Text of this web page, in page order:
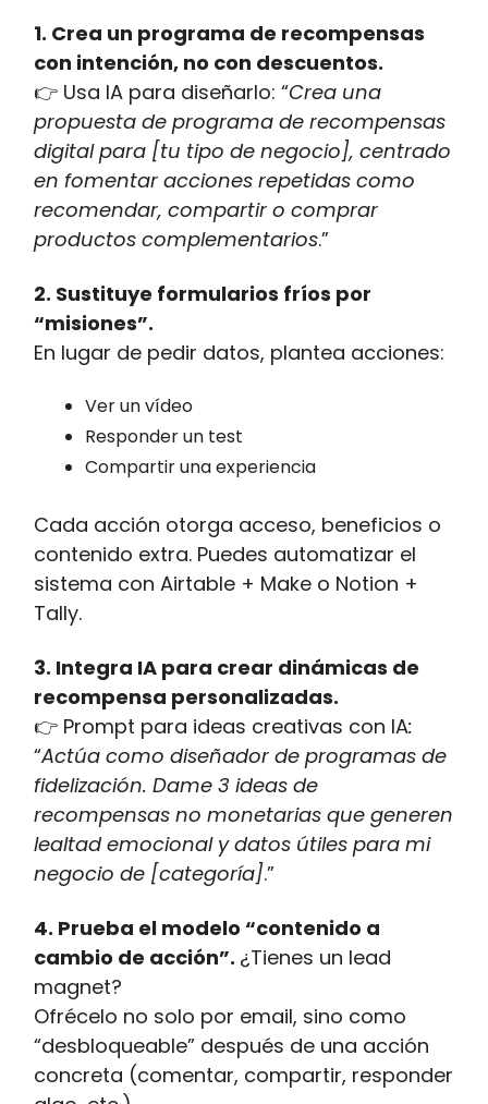
1. Crea un programa de recompensas
con intención, no con descuentos.
👉 Usa IA para diseñarlo: “Crea una
propuesta de programa de recompensas
digital para [tu tipo de negocio], centrado
en fomentar acciones repetidas como
recomendar, compartir o comprar
productos complementarios.”
2. Sustituye formularios fríos por
“misiones”.
En lugar de pedir datos, plantea acciones:
Ver un vídeo
Responder un test
Compartir una experiencia
Cada acción otorga acceso, beneficios o
contenido extra. Puedes automatizar el
sistema con Airtable + Make o Notion +
Tally.
3. Integra IA para crear dinámicas de
recompensa personalizadas.
👉 Prompt para ideas creativas con IA:
“Actúa como diseñador de programas de
fidelización. Dame 3 ideas de
recompensas no monetarias que generen
lealtad emocional y datos útiles para mi
negocio de [categoría].”
4. Prueba el modelo “contenido a
cambio de acción”. ¿Tienes un lead
magnet?
Ofrécelo no solo por email, sino como
“desbloqueable” después de una acción
concreta (comentar, compartir, responder